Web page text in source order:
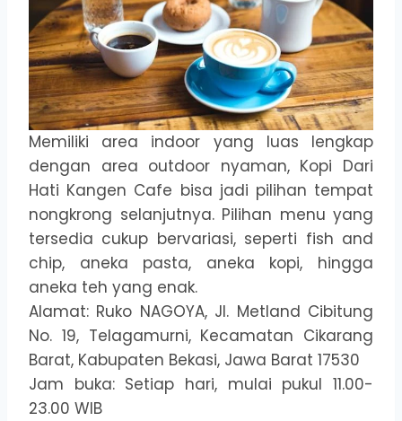
Memiliki area indoor yang luas lengkap
dengan area outdoor nyaman, Kopi Dari
Hati Kangen Cafe bisa jadi pilihan tempat
nongkrong selanjutnya. Pilihan menu yang
tersedia cukup bervariasi, seperti fish and
chip, aneka pasta, aneka kopi, hingga
aneka teh yang enak.
Alamat: Ruko NAGOYA, Jl. Metland Cibitung
No. 19, Telagamurni, Kecamatan Cikarang
Barat, Kabupaten Bekasi, Jawa Barat 17530
Jam buka: Setiap hari, mulai pukul 11.00-
23.00 WIB